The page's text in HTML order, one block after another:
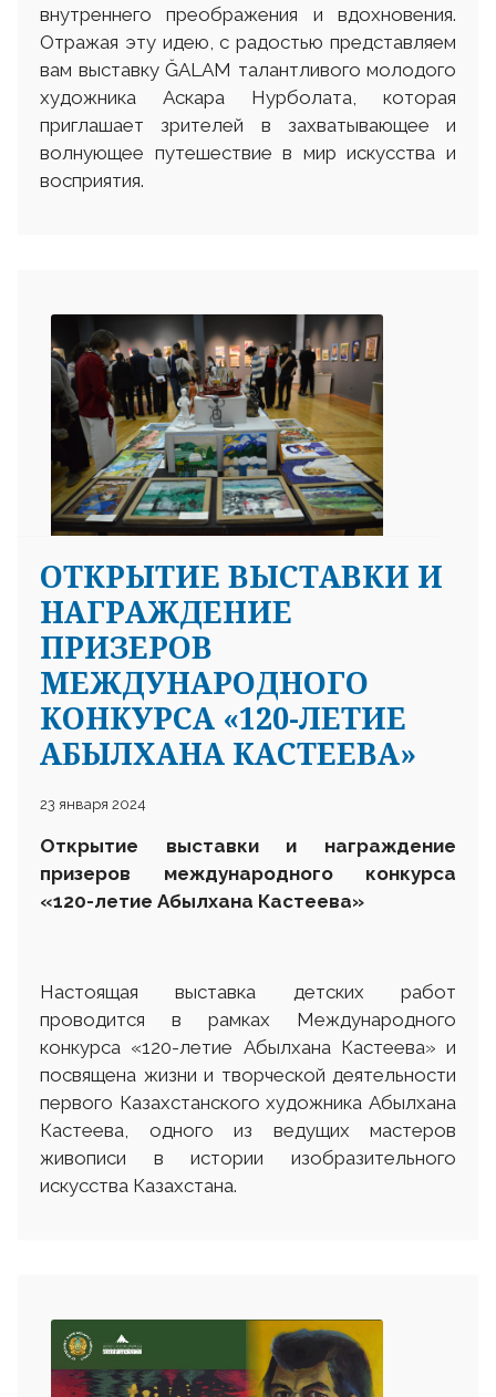
внутреннего преображения и вдохновения.
Отражая эту идею, с радостью представляем
вам выставку ĞALAM талантливого молодого
художника Аскара Нурболата, которая
приглашает зрителей в захватывающее и
волнующее путешествие в мир искусства и
восприятия.
ОТКРЫТИЕ ВЫСТАВКИ И
НАГРАЖДЕНИЕ
ПРИЗЕРОВ
МЕЖДУНАРОДНОГО
КОНКУРСА «120-ЛЕТИЕ
АБЫЛХАНА КАСТЕЕВА»
23 января 2024
Открытие выставки и награждение
призеров международного конкурса
«120-летие Абылхана Кастеева»
Настоящая выставка детских работ
проводится в рамках Международного
конкурса «120-летие Абылхана Кастеева» и
посвящена жизни и творческой деятельности
первого Казахстанского художника Абылхана
Кастеева, одного из ведущих мастеров
живописи в истории изобразительного
искусства Казахстана.